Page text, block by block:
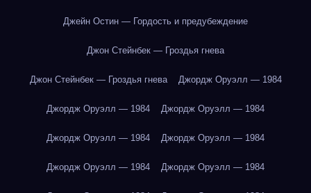
Джейн Остин — Гордость и предубеждение
Джон Стейнбек — Гроздья гнева
Джон Стейнбек — Гроздья гнева Джордж Оруэлл — 1984
Джордж Оруэлл — 1984 Джордж Оруэлл — 1984
Джордж Оруэлл — 1984 Джордж Оруэлл — 1984
Джордж Оруэлл — 1984 Джордж Оруэлл — 1984